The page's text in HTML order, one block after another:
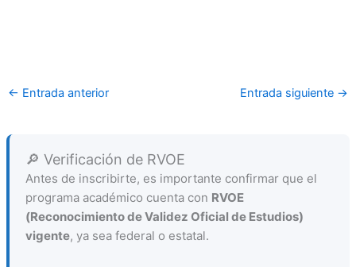
← Entrada anterior Entrada siguiente →
🔎 Verificación de RVOE
Antes de inscribirte, es importante confirmar que el
programa académico cuenta con RVOE
(Reconocimiento de Validez Oficial de Estudios)
vigente, ya sea federal o estatal.